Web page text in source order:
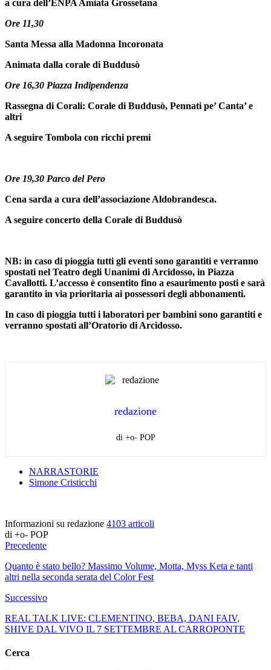
a cura dell’ENPA Amiata Grossetana
Ore 11,30
Santa Messa alla Madonna Incoronata
Animata dalla corale di Buddusò
Ore 16,30 Piazza Indipendenza
Rassegna di Corali: Corale di Buddusò, Pennati pe’ Canta’ e
altri
A seguire Tombola con ricchi premi
Ore 19,30 Parco del Pero
Cena sarda a cura dell’associazione Aldobrandesca.
A seguire concerto della Corale di Buddusò
NB: in caso di pioggia tutti gli eventi sono garantiti e verranno
spostati nel Teatro degli Unanimi di Arcidosso, in Piazza
Cavallotti. L’accesso è consentito fino a esaurimento posti e sarà
garantito in via prioritaria ai possessori degli abbonamenti.
In caso di pioggia tutti i laboratori per bambini sono garantiti e
verranno spostati all’Oratorio di Arcidosso.
redazione
di +o- POP
NARRASTORIE
Simone Cristicchi
Informazioni su redazione 4103 articoli
di +o- POP
Precedente
Quanto è stato bello? Massimo Volume, Motta, Myss Keta e tanti
altri nella seconda serata del Color Fest
Successivo
REAL TALK LIVE: CLEMENTINO, BEBA, DANI FAIV,
SHIVE DAL VIVO IL 7 SETTEMBRE AL CARROPONTE
Cerca